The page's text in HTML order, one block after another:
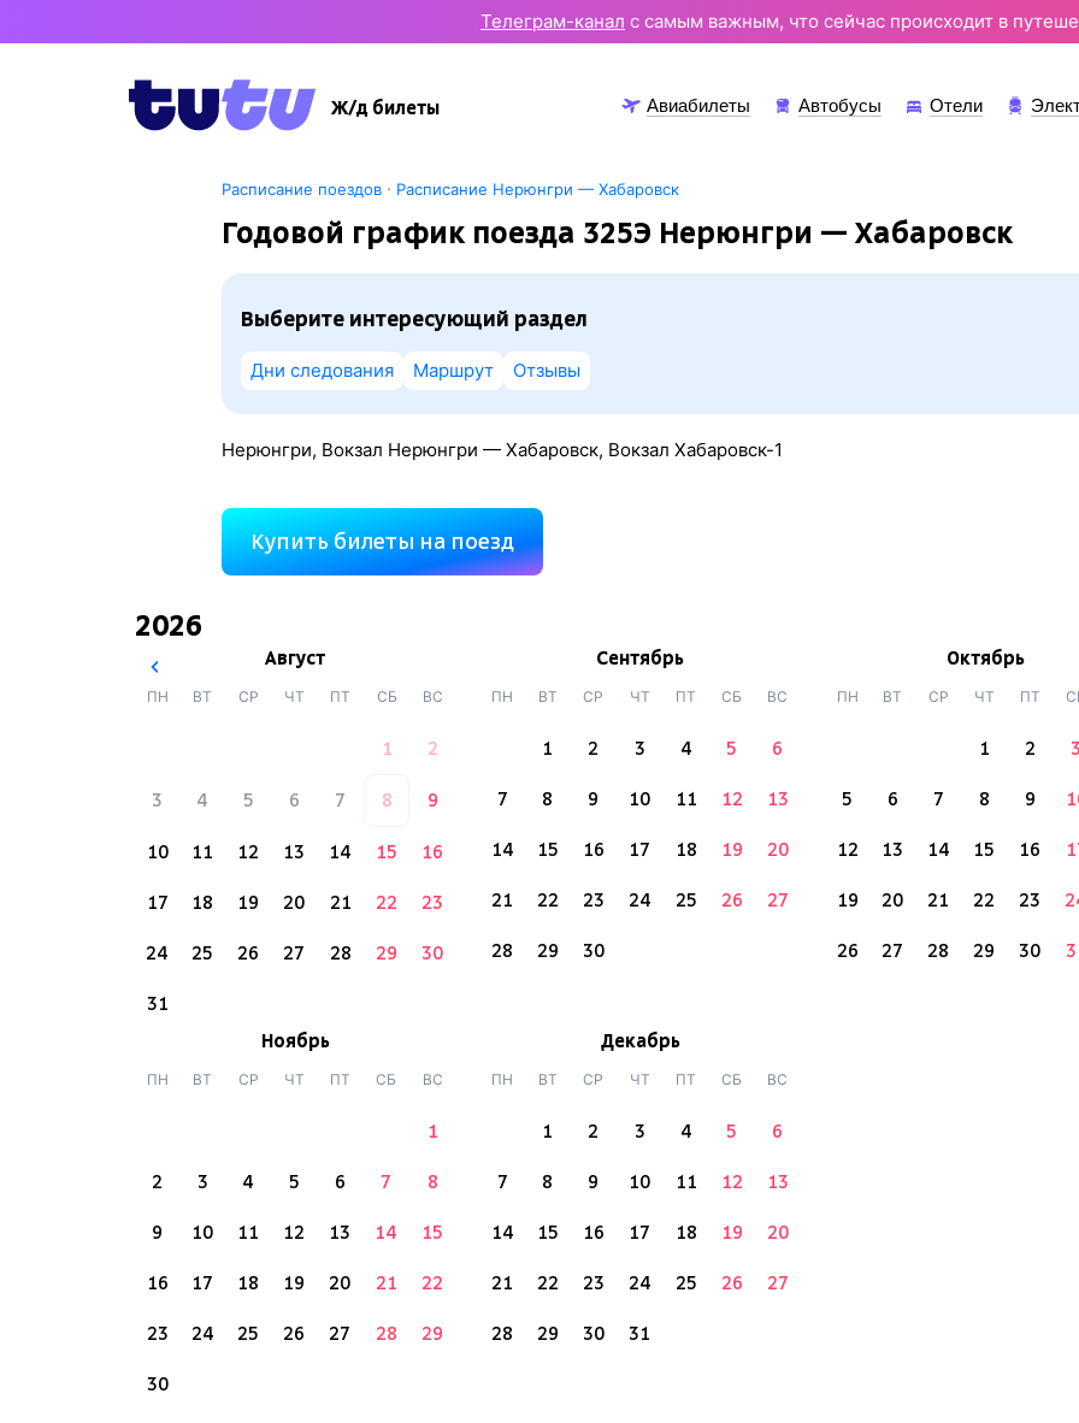
Телеграм-канал с самым важным, что сейчас происходит в
Ж/д билеты Авиабилеты Автобусы Отели
Расписание поездов· Расписание Нерюнгри — Хабаровск
Годовой график поезда 325Э Нерюнгри — Хабаровск
Выберите интересующий раздел
Дни следования Маршрут Отзывы
Нерюнгри, Вокзал Нерюнгри — Хабаровск, Вокзал Хабаровск-1
Купить билеты на поезд
2026
Август
ПН ВТ СР ЧТ ПТ СБ ВС
1 2
3 4 5 6 7 8 9
10 11 12 13 14 15 16
17 18 19 20 21 22 23
24 25 26 27 28 29 30
31
Сентябрь
ПН ВТ СР ЧТ ПТ СБ ВС
1 2 3 4 5 6
7 8 9 10 11 12 13
14 15 16 17 18 19 20
21 22 23 24 25 26 27
28 29 30
Октябрь
ПН ВТ СР ЧТ ПТ
1 2 3
5 6 7 8 9
12 13 14 15 16
19 20 21 22 23
26 27 28 29 30
Ноябрь
ПН ВТ СР ЧТ ПТ СБ ВС
1
2 3 4 5 6 7 8
9 10 11 12 13 14 15
16 17 18 19 20 21 22
23 24 25 26 27 28 29
30
Декабрь
ПН ВТ СР ЧТ ПТ СБ ВС
1 2 3 4 5 6
7 8 9 10 11 12 13
14 15 16 17 18 19 20
21 22 23 24 25 26 27
28 29 30 31